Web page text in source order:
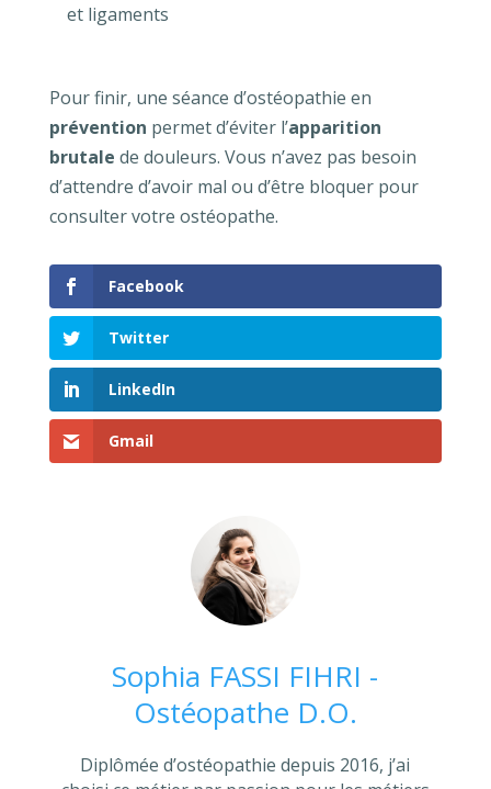
et ligaments
Pour finir, une séance d’ostéopathie en
prévention permet d’éviter l’apparition
brutale de douleurs. Vous n’avez pas besoin
d’attendre d’avoir mal ou d’être bloquer pour
consulter votre ostéopathe.
Facebook
Twitter
LinkedIn
Gmail
Sophia FASSI FIHRI -
Ostéopathe D.O.
Diplômée d’ostéopathie depuis 2016, j’ai